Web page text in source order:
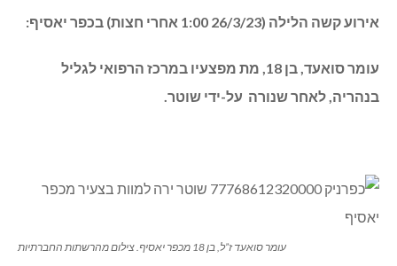
אירוע קשה הלילה (26/3/23 1:00 אחרי חצות) בכפר יאסיף:
עומר סואעד, בן 18, מת מפצעיו במרכז הרפואי לגליל
בנהריה, לאחר שנורה על-ידי שוטר.
עומר סואעד ז”ל, בן 18 מכפר יאסיף. צילום מהרשתות החברתיות